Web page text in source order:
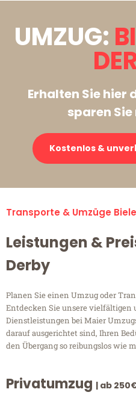
UMZUG:
Erhalten Sie hier
sparen
Kostenlos &
Transporte & Umzüge
Leistungen &
Derby
Planen Sie einen Umzug oder
Entdecken Sie unsere
Dienstleistungen bei Maier
darauf ausgerichtet sind, Ihren
den Übergang so reibungslos wie
Privatumzug | ab